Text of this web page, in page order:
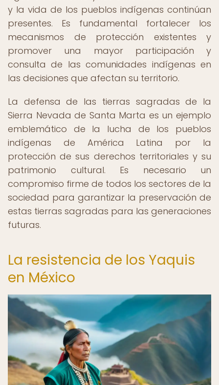
y la vida de los pueblos indígenas continúan
presentes. Es fundamental fortalecer los
mecanismos de protección existentes y
promover una mayor participación y
consulta de las comunidades indígenas en
las decisiones que afectan su territorio.
La defensa de las tierras sagradas de la
Sierra Nevada de Santa Marta es un ejemplo
emblemático de la lucha de los pueblos
indígenas de América Latina por la
protección de sus derechos territoriales y su
patrimonio cultural. Es necesario un
compromiso firme de todos los sectores de la
sociedad para garantizar la preservación de
estas tierras sagradas para las generaciones
futuras.
La resistencia de los Yaquis
en México